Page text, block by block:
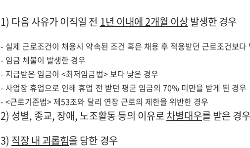
1) 다음 사유가 이직일 전 1년 이내에 2개월 이상발생한 경우
- 실제 근로조건이 채용시 약속된 조건 혹은 채용 후 적용받던 근로조건보다
- 임금 체불이 발생한 경우
- 지급받은 임금이 <최저임금법> 보다 낮은 경우
- 사업장 휴업으로 인해 휴업 전 받던 평균 임금의 70% 미만을 받게 된 경우
- <근로기준법> 제53조와 달리 연장 근로의 제한을 위반한 경우
2) 성별, 종교, 장애, 노조활동 등의 이유로차별대우를 받은 경우
3) 직장 내 괴롭힘을 당한 경우